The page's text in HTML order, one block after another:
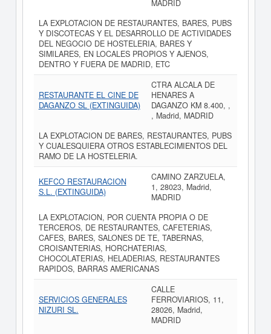
MADRID
LA EXPLOTACION DE RESTAURANTES, BARES, PUBS
Y DISCOTECAS Y EL DESARROLLO DE ACTIVIDADES
DEL NEGOCIO DE HOSTELERIA, BARES Y
SIMILARES, EN LOCALES PROPIOS Y AJENOS,
DENTRO Y FUERA DE MADRID, ETC
RESTAURANTE EL CINE DE
DAGANZO SL (EXTINGUIDA)
CTRA ALCALA DE
HENARES A
DAGANZO KM 8.400, ,
, Madrid, MADRID
LA EXPLOTACION DE BARES, RESTAURANTES, PUBS
Y CUALESQUIERA OTROS ESTABLECIMIENTOS DEL
RAMO DE LA HOSTELERIA.
KEFCO RESTAURACION
S.L. (EXTINGUIDA)
CAMINO ZARZUELA,
1, 28023, Madrid,
MADRID
LA EXPLOTACION, POR CUENTA PROPIA O DE
TERCEROS, DE RESTAURANTES, CAFETERIAS,
CAFES, BARES, SALONES DE TE, TABERNAS,
CROISANTERIAS, HORCHATERIAS,
CHOCOLATERIAS, HELADERIAS, RESTAURANTES
RAPIDOS, BARRAS AMERICANAS
SERVICIOS GENERALES
NIZURI SL.
CALLE
FERROVIARIOS, 11,
28026, Madrid,
MADRID